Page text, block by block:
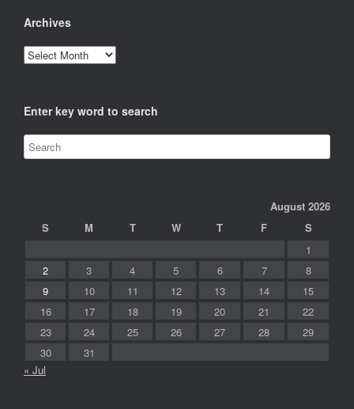
Archives
Archives
Enter key word to search
August 2026
S
M T W T F
S
1
2
3 4 5 6 7
8
9
10 11 12 13 14
15
16
17 18 19 20 21
22
23
24 25 26 27 28
29
30
31
« Jul